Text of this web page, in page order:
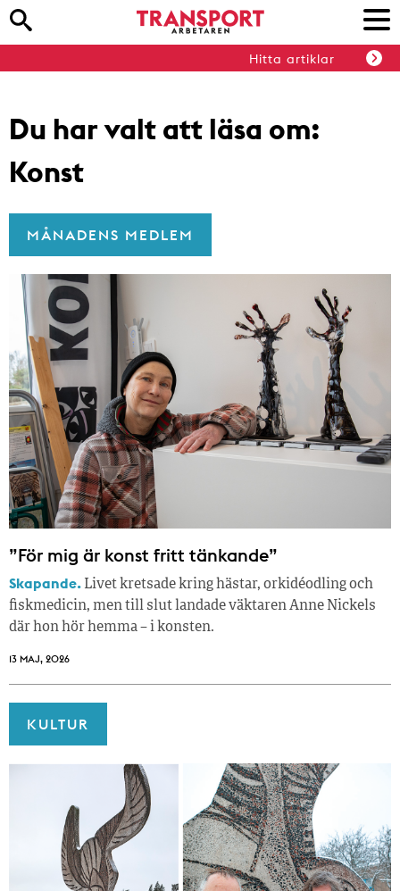
Hitta artiklar
Du har valt att läsa om:
Konst
MÅNADENS MEDLEM
”För mig är konst fritt tänkande”
Skapande. Livet kretsade kring hästar, orkidéodling och
fiskmedicin, men till slut landade väktaren Anne Nickels
där hon hör hemma – i konsten.
13 MAJ, 2026
KULTUR